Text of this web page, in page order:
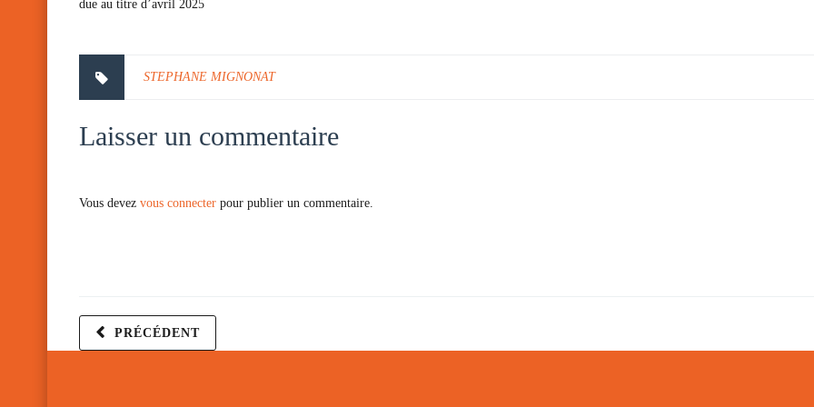
due au titre d’avril 2025
STEPHANE MIGNONAT
Laisser un commentaire
Vous devez vous connecter pour publier un commentaire.
PRÉCÉDENT